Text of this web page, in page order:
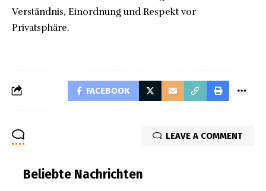
Verständnis, Einordnung und Respekt vor
Privatsphäre.
FACEBOOK
LEAVE A COMMENT
Beliebte Nachrichten